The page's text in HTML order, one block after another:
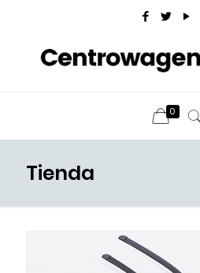
0
Tienda